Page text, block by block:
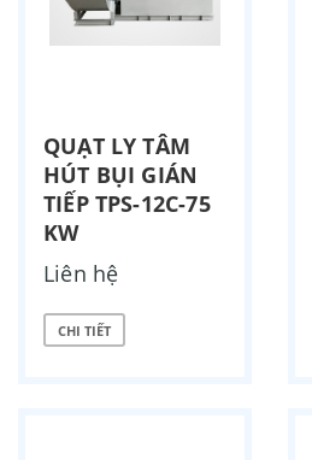
QUẠT LY TÂM
HÚT BỤI GIÁN
TIẾP TPS-12C-75
KW
Liên hệ
CHI TIẾT